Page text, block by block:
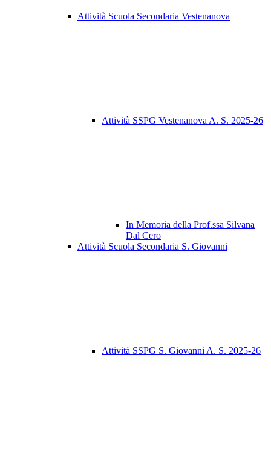
Attività Scuola Secondaria Vestenanova
Attività SSPG Vestenanova A. S. 2025-26
In Memoria della Prof.ssa Silvana
Dal Cero
Attività Scuola Secondaria S. Giovanni
Attività SSPG S. Giovanni A. S. 2025-26